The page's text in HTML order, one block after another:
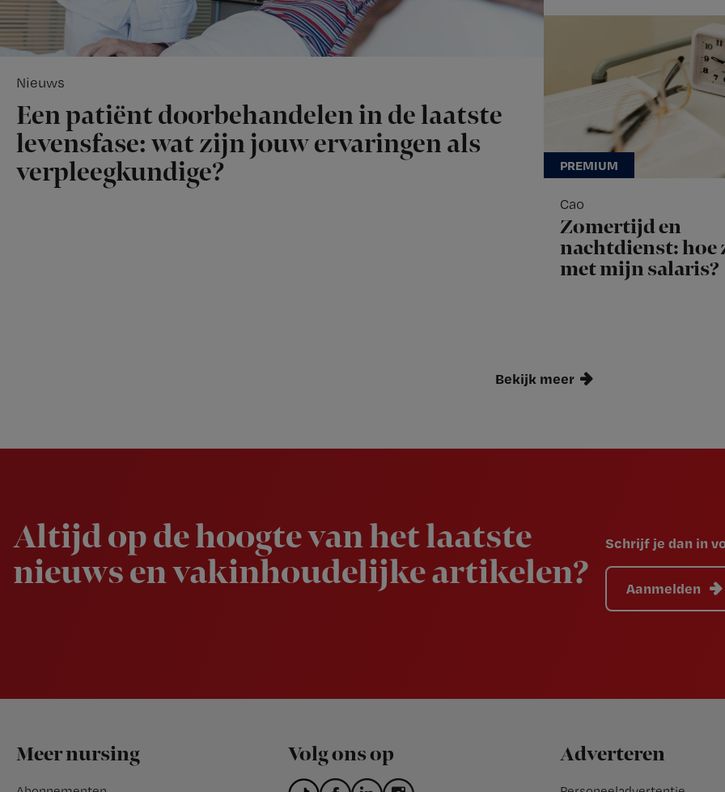
Nieuws
Een patiënt doorbehandelen in de laatste
levensfase: wat zijn jouw ervaringen als
verpleegkundige?
Cao
Zomertijd en
nachtdienst: hoe
met mijn salaris?
Bekijk meer
Altijd op de hoogte van het laatste
nieuws en vakinhoudelijke artikelen?
Schrijf je dan in
Aanmelden
Footer
Meer nursing Volg ons op Adverteren